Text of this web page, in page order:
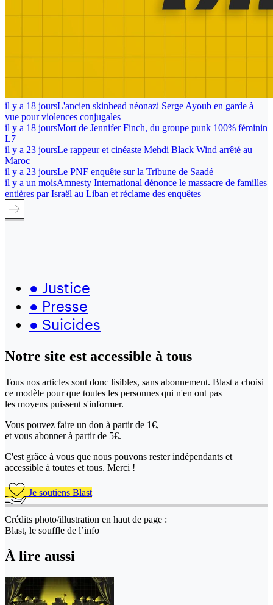
il y a 18 joursL'ancien skinhead néonazi Serge Ayoub en garde à
vue pour violences conjugales
il y a 18 joursMort de Jennifer Finch, du groupe punk 100% féminin
L7
il y a 23 joursLe rappeur et cinéaste Mehdi Black Wind arrêté au
Maroc
il y a 23 joursLe PNF enquête sur la Tribune de Saadé
il y a un moisAmnesty International dénonce le massacre de familles
entières par Israël au Liban et réclame des enquêtes
● Justice
● Presse
● Suicides
Notre site est accessible à tous
Tous nos articles sont donc lisibles, sans abonnement. Blast a choisi
ce modèle pour que toutes les personnes qui n'en ont pas
les moyens puissent s'informer.
Vous pouvez faire un don à partir de 1€,
et vous abonner à partir de 5€.
C'est grâce à vous que nous pouvons rester indépendants et
accessible à toutes et tous. Merci !
Je soutiens Blast
Crédits photo/illustration en haut de page :
Blast, le souffle de l’info
À lire aussi